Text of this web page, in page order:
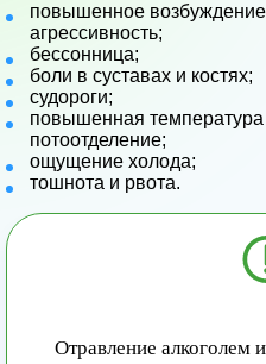
повышенное
агрессивность;
бессонница;
боли в суставах и костях;
судороги;
повышенная температура
потоотделение;
ощущение холода;
тошнота и рвота.
Отравление алкоголем